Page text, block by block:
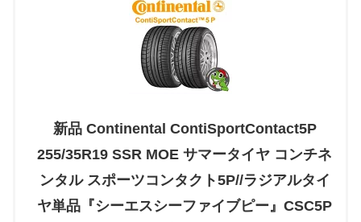
新品 Continental ContiSportContact5P
255/35R19 SSR MOE サマータイヤ コンチネ
ンタル スポーツコンタクト5P//ラジアルタイ
ヤ単品『シーエスシーファイブピー』CSC5P